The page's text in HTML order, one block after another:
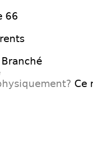
66
Branché
Ce